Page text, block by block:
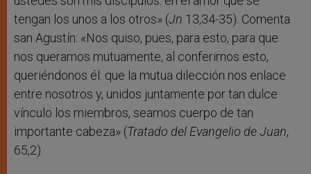
tengan los unos a los otros» (Jn 13,34-35). Comenta
san Agustín: «Nos quiso, pues, para esto, para que
nos queramos mutuamente, al conferirnos esto,
queriéndonos él: que la mutua dilección nos enlace
entre nosotros y, unidos juntamente por tan dulce
vínculo los miembros, seamos cuerpo de tan
importante cabeza» (Tratado del Evangelio de Juan,
65,2).